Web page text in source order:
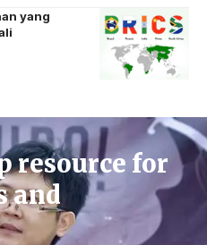
yang
resource for
and